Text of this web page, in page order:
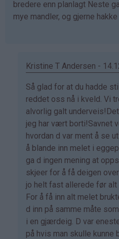
bredere enn planlagt Neste
mye mandler, og gjerne
Kristine T Andersen -
Som
svar
på
av
Bente
Helene
(ikke
bekreftet)
Så glad for at du hadde
reddet oss nå i kveld. Vi
alvorlig galt
jeg har vært borti!Savnet
hvordan d var ment å se
å blande inn melet i
ga d ingen mening at
skjeer for å få deigen
jo helt fast allerede før alt
For å få inn alt melet
d inn på samme måte
i en gjærdeig. D var
på hvis man skulle kunne